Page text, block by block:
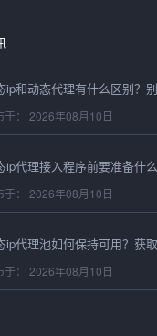
于： 2026年08月10日
于： 2026年08月10日
于： 2026年08月10日
于： 2026年08月10日